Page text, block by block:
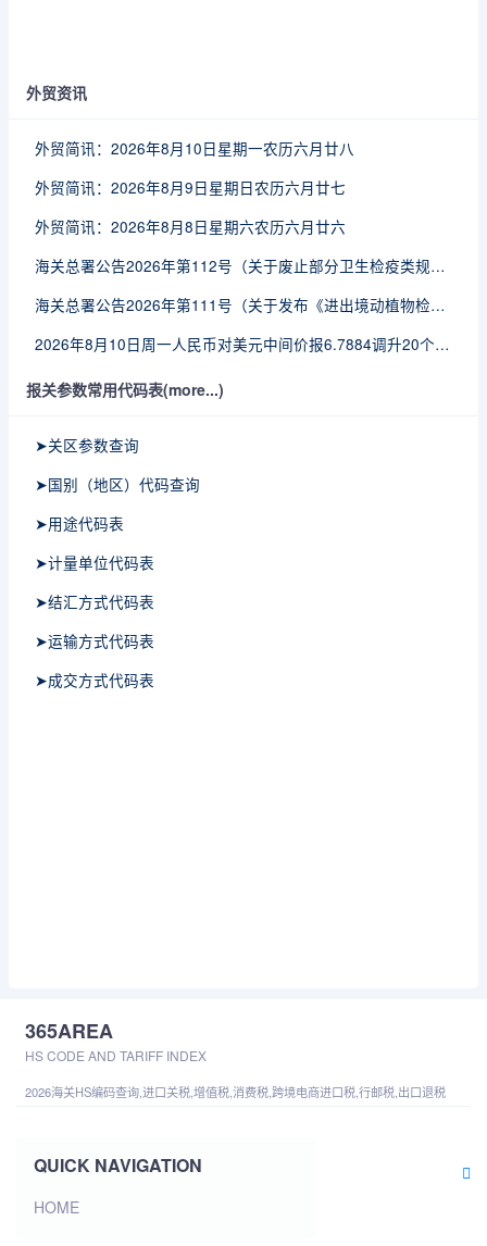
外贸资讯
外贸简讯：2026年8月10日星期一农历六月廿八
外贸简讯：2026年8月9日星期日农历六月廿七
外贸简讯：2026年8月8日星期六农历六月廿六
海关总署公告2026年第112号（关于废止部分卫生检疫类规范性文件的公告）
海关总署公告2026年第111号（关于发布《进出境动植物检疫处理监督管理工作规定》《进出境卫生处理监督管理工作规定》的公告）
2026年8月10日周一人民币对美元中间价报6.7884调升20个基点
报关参数常用代码表(more...)
➤关区参数查询
➤国别（地区）代码查询
➤用途代码表
➤计量单位代码表
➤结汇方式代码表
➤运输方式代码表
➤成交方式代码表
365AREA
HS CODE AND TARIFF INDEX
2026海关HS编码查询,进口关税,增值税,消费税,跨境电商进口税,行邮税,出口退税
QUICK NAVIGATION
HOME